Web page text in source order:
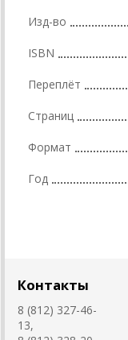
Изд-во
ISBN
Переплёт
Страниц
Формат
Год
Контакты
8 (812) 327-46-
13,